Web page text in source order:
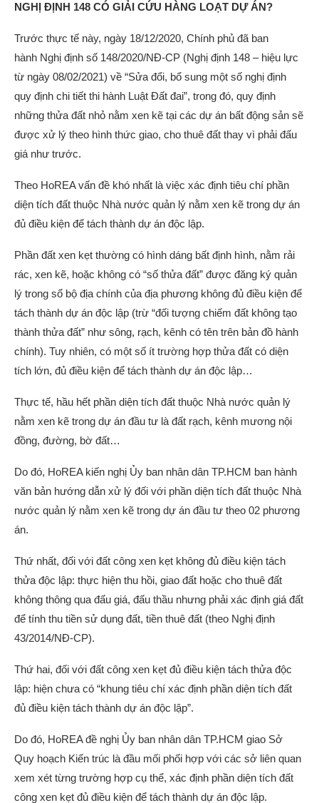
NGHỊ ĐỊNH 148 CÓ GIẢI CỨU HÀNG LOẠT DỰ ÁN?
Trước thực tế này, ngày 18/12/2020, Chính phủ đã ban
hành Nghị định số 148/2020/NĐ-CP (Nghị định 148 – hiệu lực
từ ngày 08/02/2021) về “Sửa đổi, bổ sung một số nghị định
quy định chi tiết thi hành Luật Đất đai”, trong đó, quy định
những thửa đất nhỏ nằm xen kẽ tại các dự án bất động sản sẽ
được xử lý theo hình thức giao, cho thuê đất thay vì phải đấu
giá như trước.
Theo HoREA vấn đề khó nhất là việc xác định tiêu chí phần
diện tích đất thuộc Nhà nước quản lý nằm xen kẽ trong dự án
đủ điều kiện để tách thành dự án độc lập.
Phần đất xen kẹt thường có hình dáng bất định hình, nằm rải
rác, xen kẽ, hoặc không có “số thửa đất” được đăng ký quản
lý trong sổ bộ địa chính của địa phương không đủ điều kiện để
tách thành dự án độc lập (trừ “đối tượng chiếm đất không tạo
thành thửa đất” như sông, rạch, kênh có tên trên bản đồ hành
chính). Tuy nhiên, có một số ít trường hợp thửa đất có diện
tích lớn, đủ điều kiện để tách thành dự án độc lập…
Thực tế, hầu hết phần diện tích đất thuộc Nhà nước quản lý
nằm xen kẽ trong dự án đầu tư là đất rạch, kênh mương nội
đồng, đường, bờ đất…
Do đó, HoREA kiến nghị Ủy ban nhân dân TP.HCM ban hành
văn bản hướng dẫn xử lý đối với phần diện tích đất thuộc Nhà
nước quản lý nằm xen kẽ trong dự án đầu tư theo 02 phương
án.
Thứ nhất, đối với đất công xen kẹt không đủ điều kiện tách
thửa độc lập: thực hiện thu hồi, giao đất hoặc cho thuê đất
không thông qua đấu giá, đấu thầu nhưng phải xác định giá đất
để tính thu tiền sử dụng đất, tiền thuê đất (theo Nghị định
43/2014/NĐ-CP).
Thứ hai, đối với đất công xen kẹt đủ điều kiện tách thửa độc
lập: hiện chưa có “khung tiêu chí xác định phần diện tích đất
đủ điều kiện tách thành dự án độc lập”.
Do đó, HoREA đề nghị Ủy ban nhân dân TP.HCM giao Sở
Quy hoạch Kiến trúc là đầu mối phối hợp với các sở liên quan
xem xét từng trường hợp cụ thể, xác định phần diện tích đất
công xen kẹt đủ điều kiện để tách thành dự án độc lập.